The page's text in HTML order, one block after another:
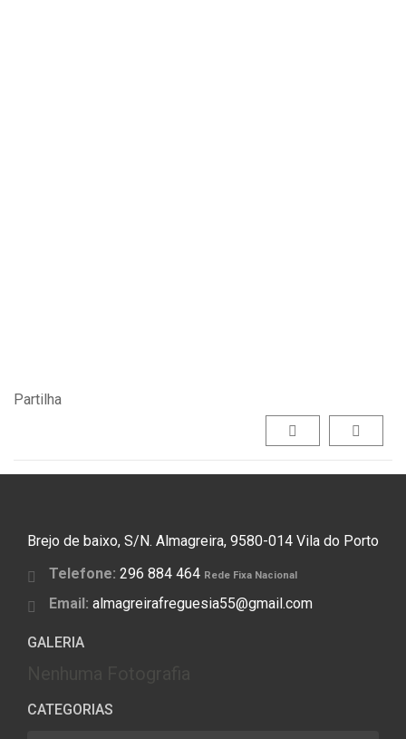
Partilha
Brejo de baixo, S/N. Almagreira, 9580-014 Vila do Porto
Telefone: 296 884 464 Rede Fixa Nacional
Email: almagreirafreguesia55@gmail.com
GALERIA
CATEGORIAS